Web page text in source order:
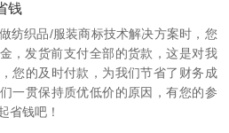
钱
纺织品/服装商标技术解决方案时，您
，发货前支付全部的货款，这是对我
您的及时付款，为我们节省了财务成
一贯保持质优低价的原因，有您的参
省钱吧！